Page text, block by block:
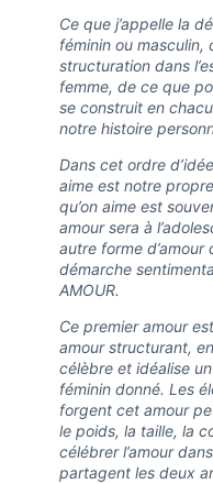
Ce que j’appelle la
féminin ou masculin,
structuration dans
femme, de ce que
se construit en
notre histoire
Dans cet ordre
aime est notre
qu’on aime est
amour sera à
autre forme d’amour
démarche
AMOUR.
Ce premier amour
amour structurant,
célèbre et idéalise
féminin donné. Les
forgent cet amour
le poids, la taille, la
célébrer l’amour
partagent les deux